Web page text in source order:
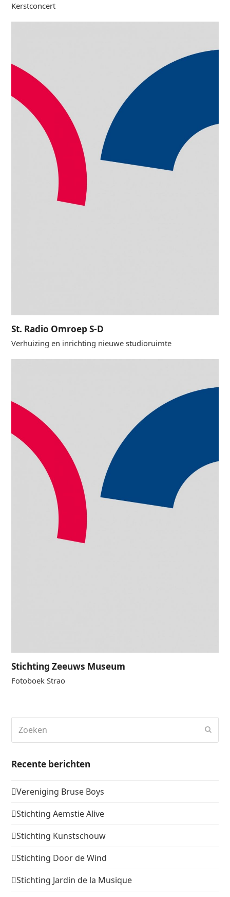
Kerstconcert
St. Radio Omroep S-D
Verhuizing en inrichting nieuwe studioruimte
Stichting Zeeuws Museum
Fotoboek Strao
Recente berichten
Vereniging Bruse Boys
Stichting Aemstie Alive
Stichting Kunstschouw
Stichting Door de Wind
Stichting Jardin de la Musique